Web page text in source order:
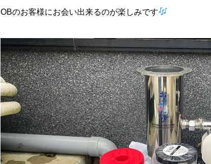
OBのお客様にお会い出来るのが楽しみです